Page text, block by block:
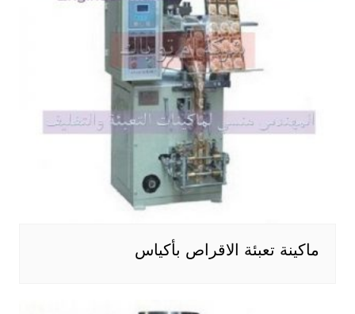
ماكينة تعبئة الاقراص بأكياس